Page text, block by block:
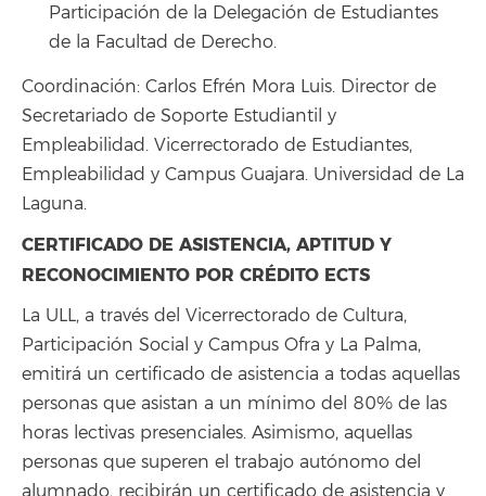
Participación de la Delegación de Estudiantes
de la Facultad de Derecho.
Coordinación: Carlos Efrén Mora Luis. Director de
Secretariado de Soporte Estudiantil y
Empleabilidad. Vicerrectorado de Estudiantes,
Empleabilidad y Campus Guajara. Universidad de La
Laguna.
CERTIFICADO DE ASISTENCIA, APTITUD Y
RECONOCIMIENTO POR CRÉDITO ECTS
La ULL, a través del Vicerrectorado de Cultura,
Participación Social y Campus Ofra y La Palma,
emitirá un certificado de asistencia a todas aquellas
personas que asistan a un mínimo del 80% de las
horas lectivas presenciales. Asimismo, aquellas
personas que superen el trabajo autónomo del
alumnado, recibirán un certificado de asistencia y